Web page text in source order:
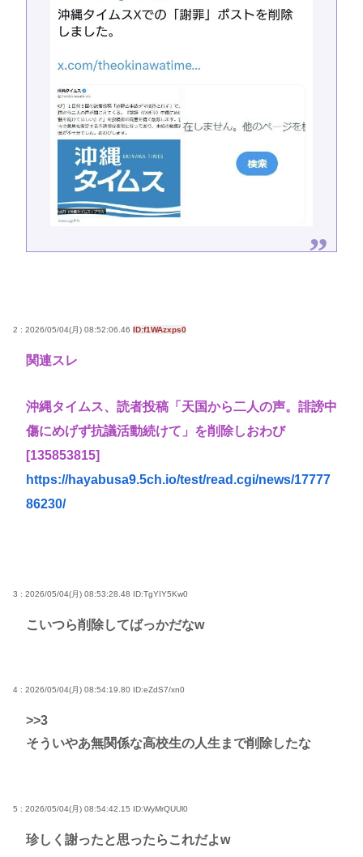
2 : 2026/05/04(月) 08:52:06.46 ID:f1WAzxps0
関連スレ
沖縄タイムス、読者投稿「天国から二人の声。誹謗中
傷にめげず抗議活動続けて」を削除しおわび
[135853815]
https://hayabusa9.5ch.io/test/read.cgi/news/17777
86230/
3 : 2026/05/04(月) 08:53:28.48 ID:TgYIY5Kw0
こいつら削除してばっかだなw
4 : 2026/05/04(月) 08:54:19.80 ID:eZdS7/xn0
>>3
そういやあ無関係な高校生の人生まで削除したな
5 : 2026/05/04(月) 08:54:42.15 ID:WyMrQUUl0
珍しく謝ったと思ったらこれだよw